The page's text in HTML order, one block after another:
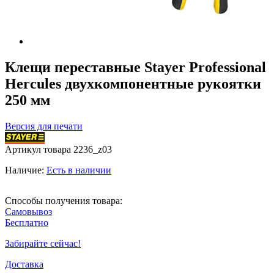
Клещи переставные Stayer Professional
Hercules двухкомпонентные рукоятки
250 мм
Версия для печати
Артикул товара 2236_z03
Наличие: Есть в наличии
Способы получения товара:
Самовывоз
Бесплатно
Забирайте сейчас!
Доставка